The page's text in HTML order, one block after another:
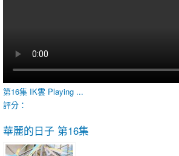
第16集 IK雲 Playing ...
評分：
華麗的日子 第16集